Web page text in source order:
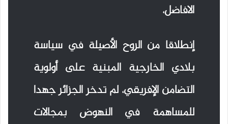
الافاضل،
إنطلاقا من الروح الأصيلة في سياسة
بلادي الخارجية المبنية على أولوية
التضامن الإفريقي، لم تدخر الجزائر جهدا
للمساهمة في النهوض بمجالات